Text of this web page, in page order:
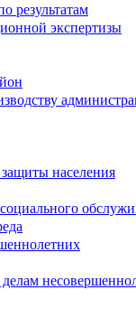
результатам
экспертизы
населения